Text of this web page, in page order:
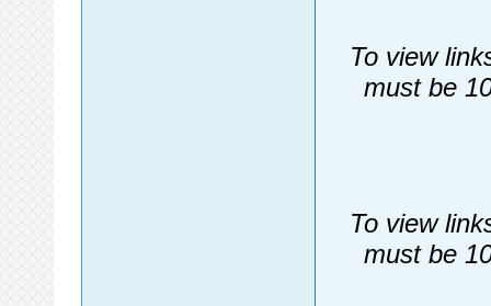
To view
must be
To view
must be